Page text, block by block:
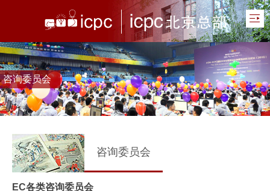
咨询委员会
咨询委员会
EC各类咨询委员会